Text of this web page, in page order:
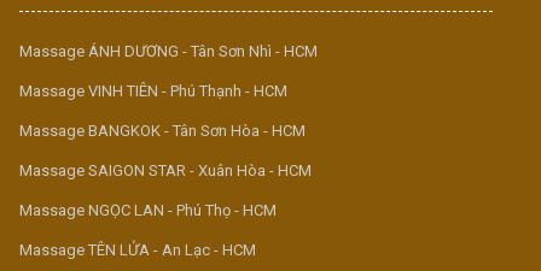
Massage ÁNH DƯƠNG - Tân Sơn Nhì - HCM
Massage VINH TIÊN - Phú Thạnh - HCM
Massage BANGKOK - Tân Sơn Hòa - HCM
Massage SAIGON STAR - Xuân Hòa - HCM
Massage NGỌC LAN - Phú Thọ - HCM
Massage TÊN LỬA - An Lạc - HCM